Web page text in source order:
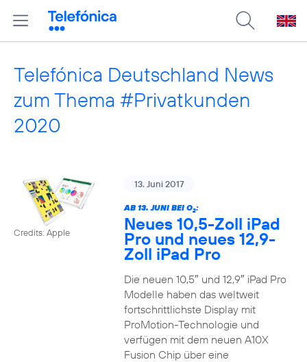
Telefónica Deutschland News
zum Thema #Privatkunden
2020
Credits: Apple
13. Juni 2017
AB 13. JUNI BEI O2:
Neues 10,5-Zoll iPad
Pro und neues 12,9-
Zoll iPad Pro
Die neuen 10,5″ und 12,9″ iPad Pro
Modelle haben das weltweit
fortschrittlichste Display mit
ProMotion-Technologie und
verfügen mit dem neuen A10X
Fusion Chip über eine